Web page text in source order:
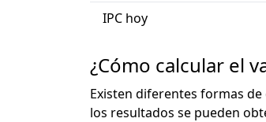
IPC hoy
¿Cómo calcular el
Existen diferentes formas
los resultados se pueden